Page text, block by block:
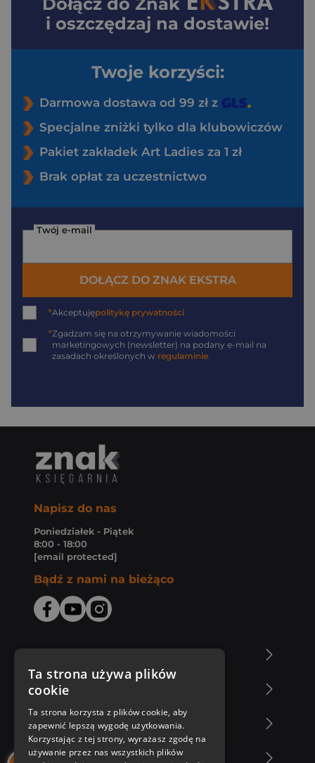
i oszczędzaj na dostawie!
Twoje korzyści:
Darmowa dostawa od 99 zł z
Specjalne zniżki tylko dla klubowiczów
Pakiet zakładek Art Ladies za 1 zł
Brak opłat za uczestnictwo
Twój e-mail
DOŁĄCZ DO ZNAK EKSTRA
*Akceptujępolitykę prywatności
*Zgadzam się na otrzymywanie wiadomości
marketingowych (newsletter) na podany e-mail na
zasadach określonych w regulaminie
Napisz do nas
Poniedziałek - Piątek
8:00 - 18:00
[email protected]
Bądź z nami na bieżąco
Zakupy u nas
Nasza oferta
Nasi autorzy
Ta strona używa plików
cookie
Ta strona korzysta z plików cookie, aby
zapewnić lepszą wygodę użytkowania.
Korzystając z tej strony, wyrażasz zgodę na
używanie przez nas wszystkich plików